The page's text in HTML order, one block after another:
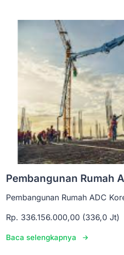
Pembangunan Rumah
Pembangunan Rumah ADC
Rp. 336.156.000,00 (336,0 Jt)
Baca selengkapnya